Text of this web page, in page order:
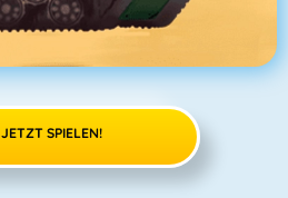
JETZT SPIELEN!